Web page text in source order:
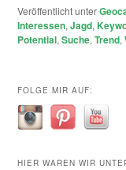
Veröffentlicht unter
Interessen,Jagd,
Potential,Suche,Trend,
FOLGE MIR AUF:
HIER WAREN WIR